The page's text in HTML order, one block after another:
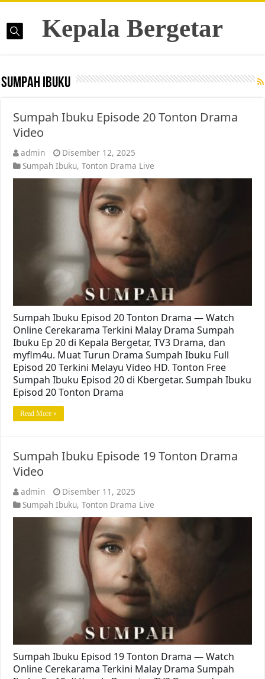
Kepala Bergetar
Sumpah Ibuku
Sumpah Ibuku Episode 20 Tonton Drama
Video
admin
Disember 12, 2025
Sumpah Ibuku,Tonton Drama Live
Sumpah Ibuku Episod 20 Tonton Drama — Watch
Online Cerekarama Terkini Malay Drama Sumpah
Ibuku Ep 20 di Kepala Bergetar, TV3 Drama, dan
myflm4u. Muat Turun Drama Sumpah Ibuku Full
Episod 20 Terkini Melayu Video HD. Tonton Free
Sumpah Ibuku Episod 20 di Kbergetar. Sumpah Ibuku
Episod 20 Tonton Drama
Read More »
Sumpah Ibuku Episode 19 Tonton Drama
Video
admin
Disember 11, 2025
Sumpah Ibuku,Tonton Drama Live
Sumpah Ibuku Episod 19 Tonton Drama — Watch
Online Cerekarama Terkini Malay Drama Sumpah